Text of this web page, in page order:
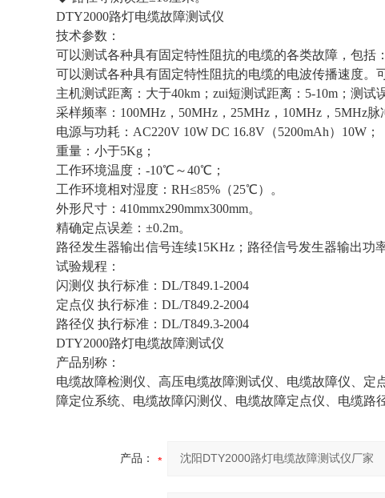
DTY2000路灯电缆故障测试仪
技术参数：
可以测试各种具有固定特性阻抗的电缆的各类故障，包括
可以测试各种具有固定特性阻抗的电缆的电波传播速度。
主机测试距离：大于40km；zui短测试距离：5-10m；测试
采样频率：100MHz，50MHz，25MHz，10MHz，5MHz脉
电源与功耗：AC220V 10W DC 16.8V（5200mAh）10W；
重量：小于5Kg；
工作环境温度：-10℃～40℃；
工作环境相对湿度：RH≤85%（25℃）。
外形尺寸：410mmx290mmx300mm。
精确定点误差：±0.2m。
路径发生器输出信号连续15KHz；路径信号发生器输出功率
试验规程：
闪测仪 执行标准：DL/T849.1-2004
定点仪 执行标准：DL/T849.2-2004
路径仪 执行标准：DL/T849.3-2004
DTY2000路灯电缆故障测试仪
产品别称：
电缆故障检测仪、高压电缆故障测试仪、电缆故障仪、
障定位系统、电缆故障闪测仪、电缆故障定点仪、电缆路
产品：